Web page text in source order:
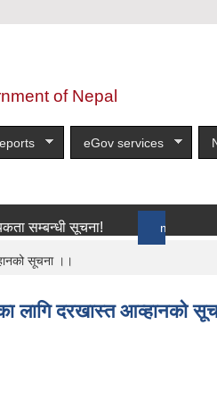
of Nepal
eGov services
सूचना!
सूचना ।।
लागि दरखास्त आव्हानको